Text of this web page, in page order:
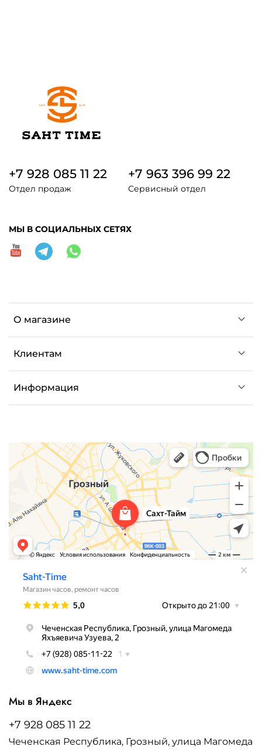
О магазине
Клиентам
Информация
+7 928 085 11 22
Отдел продаж
+7 963 396 99 22
Сервисный отдел
МЫ В СОЦИАЛЬНЫХ СЕТЯХ
Мы в Яндекс
+7 928 085 11 22
Чеченская Республика, Грозный, улица Магомеда